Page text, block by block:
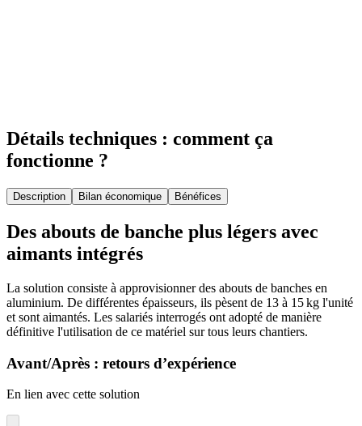
Détails techniques : comment ça
fonctionne ?
Description Bilan économique Bénéfices
Des abouts de banche plus légers avec
aimants intégrés
La solution consiste à approvisionner des abouts de banches en
aluminium. De différentes épaisseurs, ils pèsent de 13 à 15 kg l'unité
et sont aimantés. Les salariés interrogés ont adopté de manière
définitive l'utilisation de ce matériel sur tous leurs chantiers.
Avant/Après : retours d’expérience
En lien avec cette solution